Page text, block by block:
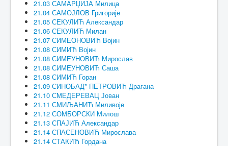
21.03 САМАРЏИЈА Милица
21.04 САМОЈЛОВ Григорије
21.05 СЕКУЛИЋ Александар
21.06 СЕКУЛИЋ Милан
21.07 СИМЕОНОВИЋ Војин
21.08 СИМИЋ Војин
21.08 СИМЕУНОВИЋ Мирослав
21.08 СИМЕУНОВИЋ Саша
21.08 СИМИЋ Горан
21.09 СИНОБАД* ПЕТРОВИЋ Драгана
21.10 СМЕДЕРЕВАЦ Јован
21.11 СМИЉАНИЋ Миливоје
21.12 СОМБОРСКИ Милош
21.13 СПАЈИЋ Александар
21.14 СПАСЕНОВИЋ Мирослава
21.14 СТАКИЋ Гордана